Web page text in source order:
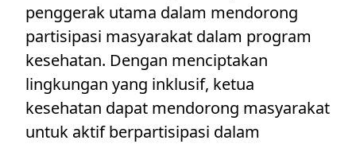
penggerak utama dalam mendorong
partisipasi masyarakat dalam program
kesehatan. Dengan menciptakan
lingkungan yang inklusif, ketua
kesehatan dapat mendorong masyarakat
untuk aktif berpartisipasi dalam